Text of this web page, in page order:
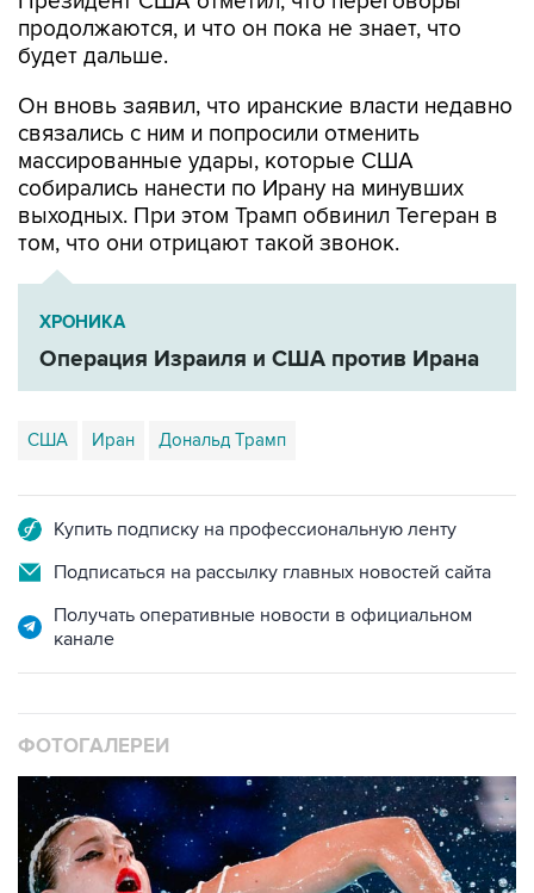
продолжаются, и что он пока не знает, что
будет дальше.
Он вновь заявил, что иранские власти недавно
связались с ним и попросили отменить
массированные удары, которые США
собирались нанести по Ирану на минувших
выходных. При этом Трамп обвинил Тегеран в
том, что они отрицают такой звонок.
ХРОНИКА
Операция Израиля и США против Ирана
США Иран Дональд Трамп
Купить подписку на профессиональную ленту
Подписаться на рассылку главных новостей сайта
Получать оперативные новости в официальном
канале
ФОТОГАЛЕРЕИ